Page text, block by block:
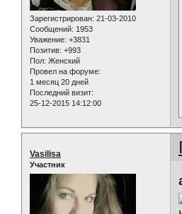
Зарегистрирован: 21-03-2010
Сообщений: 1953
Уважение: +3831
Позитив: +993
Пол: Женский
Провел на форуме:
1 месяц 20 дней
Последний визит:
25-12-2015 14:12:00
Vasilisa
Участник